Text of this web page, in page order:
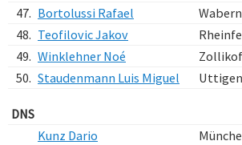
47. Bortolussi Rafael Wabern
48. Teofilovic Jakov
49. Winklehner Noé
50. Staudenmann Luis Miguel Uttigen
DNS
Kunz Dario